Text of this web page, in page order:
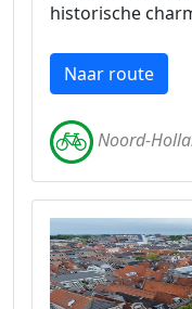
historische
Naar route
Noord-